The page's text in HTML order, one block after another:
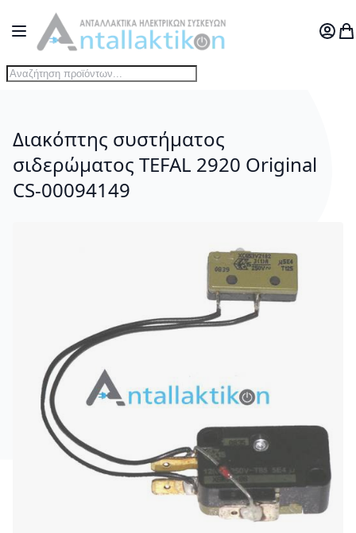
Μετάβαση στο περιεχόμενο
Toggle Nav
Ο
Διακόπτης συστήματος
σιδερώματος TEFAL 2920 Οriginal
CS-00094149